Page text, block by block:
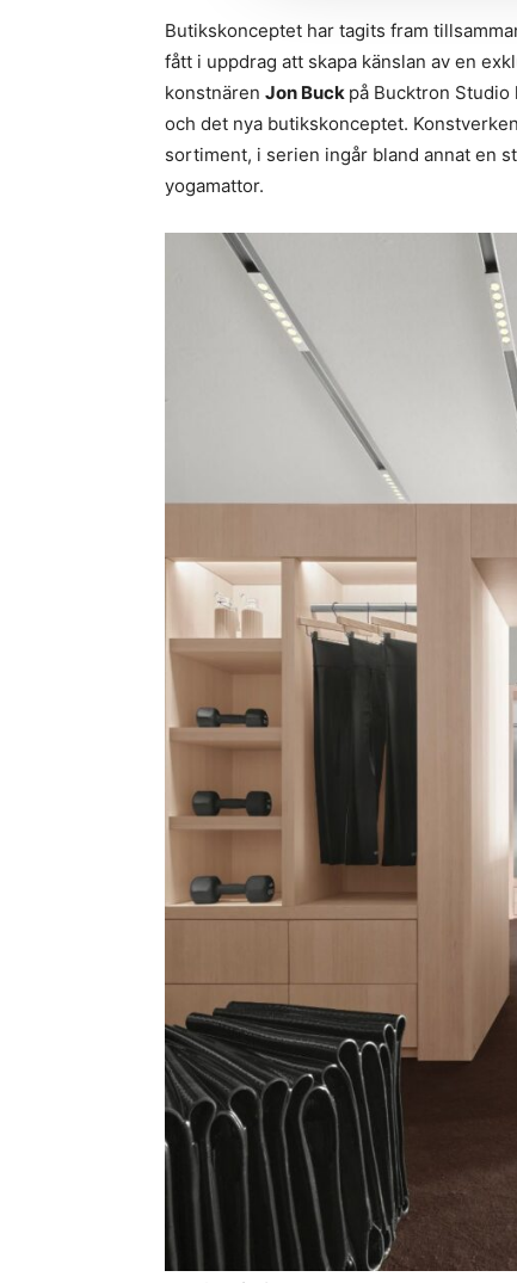
Butikskonceptet har tagits fram
fått i uppdrag att skapa känslan av en
konstnären Jon Buck på Bucktron Studio
och det nya butikskonceptet.
sortiment, i serien ingår bland annat en
yogamattor.